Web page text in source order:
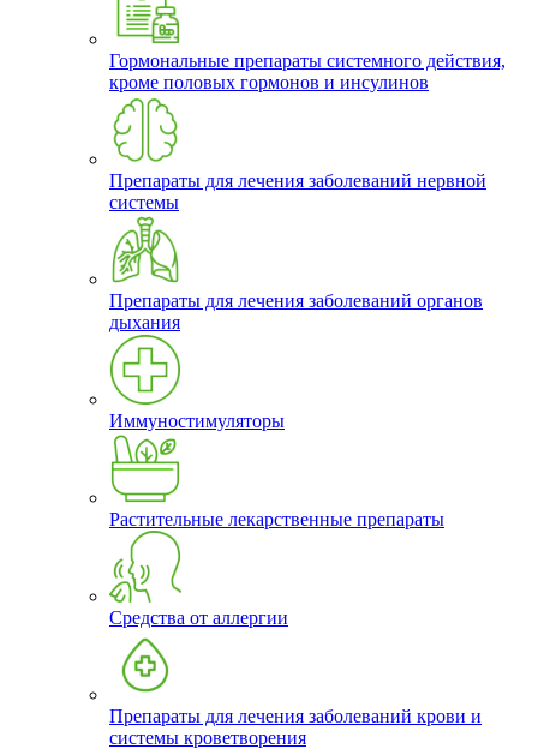
Гормональные препараты системного действия,
кроме половых гормонов и инсулинов
Препараты для лечения заболеваний нервной
системы
Препараты для лечения заболеваний органов
дыхания
Иммуностимуляторы
Растительные лекарственные препараты
Средства от аллергии
Препараты для лечения заболеваний крови и
системы кроветворения